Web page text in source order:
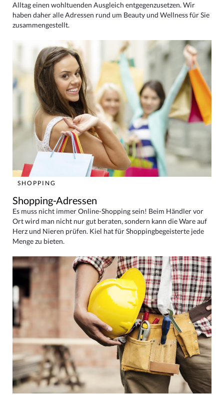
Alltag einen wohltuenden Ausgleich entgegenzusetzen. Wir
haben daher alle Adressen rund um Beauty und Wellness für Sie
zusammengestellt.
SHOPPING
Shopping-Adressen
Es muss nicht immer Online-Shopping sein! Beim Händler vor
Ort wird man nicht nur gut beraten, sondern kann die Ware auf
Herz und Nieren prüfen. Kiel hat für Shoppingbegeisterte jede
Menge zu bieten.